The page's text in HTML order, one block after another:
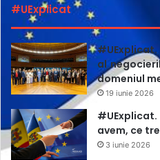
grupului Ringier, în mod
cu demiterea redactorului
Cătălin Țepelin”.
#UExplicat
al
domeniul
19 iunie 2026
avem, ce
3 iunie 2026